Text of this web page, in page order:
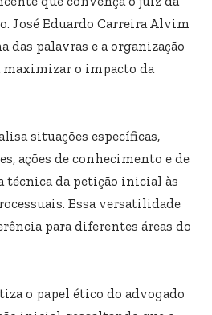
José Eduardo Carreira Alvim
das palavras e a organização
maximizar o impacto da
situações específicas,
ações de conhecimento e de
técnica da petição inicial às
Essa versatilidade
para diferentes áreas do
o papel ético do advogado